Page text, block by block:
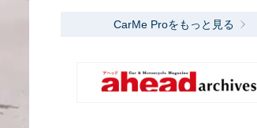
CarMe Proをもっと見る